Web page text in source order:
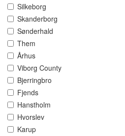
Silkeborg
Skanderborg
Sønderhald
Them
Århus
Viborg County
Bjerringbro
Fjends
Hanstholm
Hvorslev
Karup